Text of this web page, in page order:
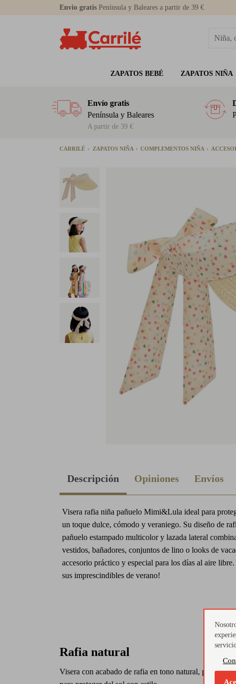
Envio gratis Península y Baleares a partir de 39 €
ZAPATOS BEBÉ ZAPATOS NIÑA
Envío gratis
Península y Baleares
A partir de 39 €
CARRILÉ ZAPATOS NIÑA COMPLEMENTOS NIÑA
Descripción Opiniones Envíos
Visera rafia niña pañuelo Mimi&Lula ideal para
un toque dulce, cómodo y veraniego. Su diseño de
pañuelo estampado multicolor y lazada lateral
vestidos, bañadores, conjuntos de lino o looks de
accesorio práctico y especial para los días al aire libre.
sus imprescindibles de verano!
Rafia natural
Visera con acabado de rafia en tono natural, perfecta